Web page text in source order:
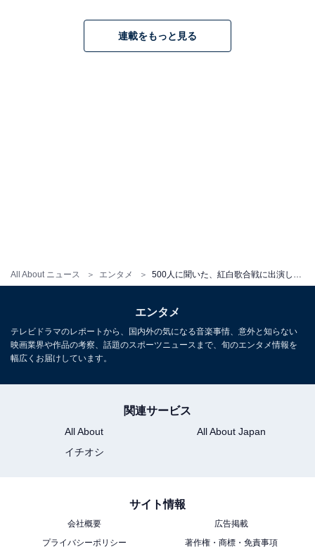
All About ニュース エンタメ
1位：BTS／98票
連載をもっと見る
エンタメ
テレビドラマのレポートから、国内外の気になる音楽事情、意外と知らない
映画業界や作品の考察、話題のスポーツニュースまで、旬のエンタメ情報を
幅広くお届けしています。
関連サービス
All About
All About Japan
イチオシ
サイト情報
会社概要
広告掲載
プライバシーポリシー
著作権・商標・免責事項